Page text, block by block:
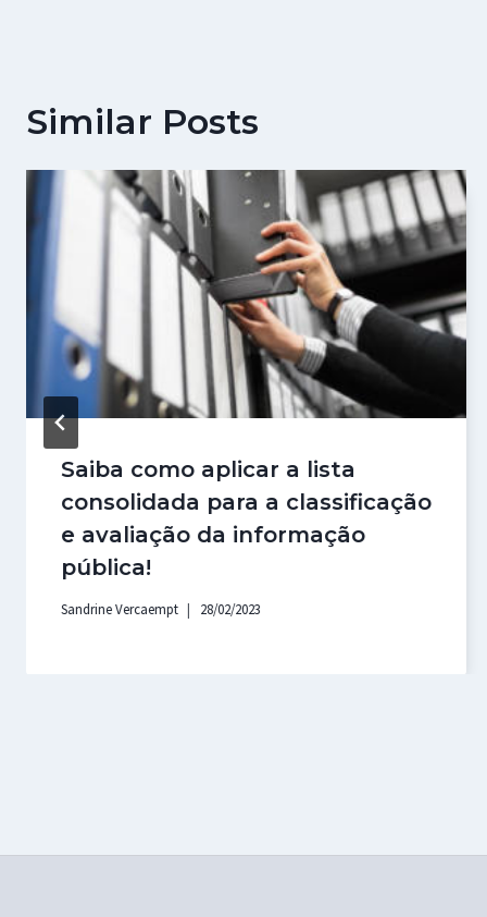
Similar Posts
Saiba como aplicar a lista
consolidada para a classificação
e avaliação da informação
pública!
Sandrine Vercaempt 28/02/2023